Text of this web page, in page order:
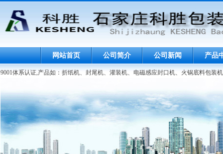
网站首页 公司简介 公司新闻 产品
体系认证,产品如：折纸机、封尾机、灌装机、电磁感应封口机、火锅底料包装